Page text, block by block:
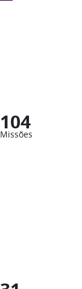
104
Missões